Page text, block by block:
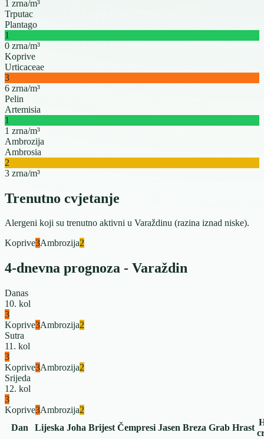
1 zrna/m³
Trputac
Plantago
1
0 zrna/m³
Koprive
Urticaceae
3
6 zrna/m³
Pelin
Artemisia
1
1 zrna/m³
Ambrozija
Ambrosia
2
3 zrna/m³
Trenutno cvjetanje
Alergeni koji su trenutno aktivni u Varaždinu (razina iznad niske).
Koprive3Ambrozija2
4-dnevna prognoza - Varaždin
Danas
10. kol
3
Koprive3Ambrozija2
Sutra
11. kol
3
Koprive3Ambrozija2
Srijeda
12. kol
3
Koprive3Ambrozija2
Dan
Lijeska Joha Brijest Čempresi Jasen Breza Grab Hrast